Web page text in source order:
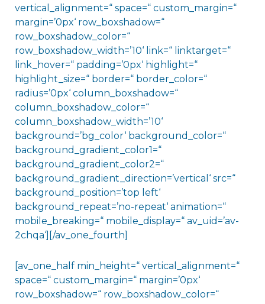
vertical_alignment=“ space=“ custom_margin=“
margin=’0px‘ row_boxshadow=“
row_boxshadow_color=“
row_boxshadow_width=’10‘ link=“ linktarget=“
link_hover=“ padding=’0px‘ highlight=“
highlight_size=“ border=“ border_color=“
radius=’0px‘ column_boxshadow=“
column_boxshadow_color=“
column_boxshadow_width=’10‘
background=’bg_color‘ background_color=“
background_gradient_color1=“
background_gradient_color2=“
background_gradient_direction=’vertical‘ src=“
background_position=’top left‘
background_repeat=’no-repeat‘ animation=“
mobile_breaking=“ mobile_display=“ av_uid=’av-
2chqa‘][/av_one_fourth]
[av_one_half min_height=“ vertical_alignment=“
space=“ custom_margin=“ margin=’0px‘
row_boxshadow=“ row_boxshadow_color=“